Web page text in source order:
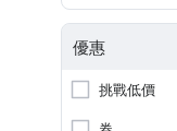
優惠
挑戰低價